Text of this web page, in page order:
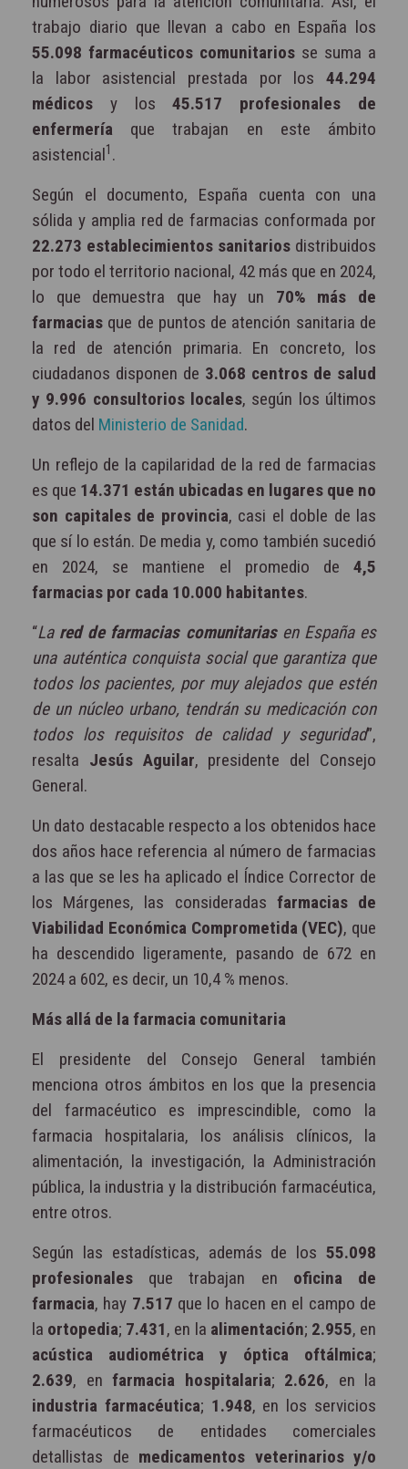
trabajo diario que llevan a cabo en España los
55.098 farmacéuticos comunitarios se suma a
la labor asistencial prestada por los 44.294
médicos y los45.517 profesionales de
enfermería que trabajan en este ámbito
asistencial1 .
Según el documento, España cuenta con una
sólida y amplia red de farmacias conformada por
22.273 establecimientos sanitarios distribuidos
por todo el territorio nacional, 42 más que en 2024,
lo que demuestra que hay un 70% más de
farmacias que de puntos de atención sanitaria de
la red de atención primaria. En concreto, los
ciudadanos disponen de 3.068 centros de salud
y 9.996 consultorios locales, según los últimos
datos del Ministerio de Sanidad.
Un reflejo de la capilaridad de la red de farmacias
es que 14.371 están ubicadas en lugares que no
son capitales de provincia, casi el doble de las
que sí lo están. De media y, como también sucedió
en 2024, se mantiene el promedio de 4,5
farmacias por cada 10.000 habitantes.
“La red de farmacias comunitariasen España es
una auténtica conquista social que garantiza que
todos los pacientes, por muy alejados que estén
de un núcleo urbano, tendrán su medicación con
todos los requisitos de calidad y seguridad”,
resalta Jesús Aguilar, presidente del Consejo
General.
Un dato destacable respecto a los obtenidos hace
dos años hace referencia al número de farmacias
a las que se les ha aplicado el Índice Corrector de
los Márgenes, las consideradas farmacias de
Viabilidad Económica Comprometida (VEC), que
ha descendido ligeramente, pasando de 672 en
2024 a 602, es decir, un 10,4 % menos.
Más allá de la farmacia comunitaria
El presidente del Consejo General también
menciona otros ámbitos en los que la presencia
del farmacéutico es imprescindible, como la
farmacia hospitalaria, los análisis clínicos, la
alimentación, la investigación, la Administración
pública, la industria y la distribución farmacéutica,
entre otros.
Según las estadísticas, además de los 55.098
profesionales que trabajan en oficina de
farmacia, hay 7.517 que lo hacen en el campo de
la ortopedia; 7.431, en la alimentación; 2.955, en
acústica audiométrica y óptica oftálmica;
2.639, en farmacia hospitalaria; 2.626, en la
industria farmacéutica; 1.948, en los servicios
farmacéuticos de entidades comerciales
detallistas de medicamentos veterinarios y/o